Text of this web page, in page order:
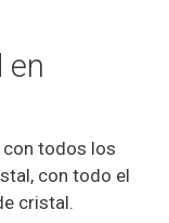
en
con todos los
con todo el
cristal.